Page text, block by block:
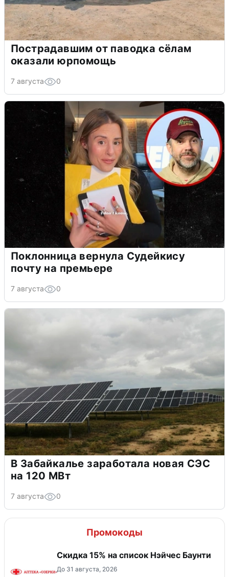
Пострадавшим от паводка сёлам
оказали юрпомощь
7 августа 0
Поклонница вернула Судейкису
почту на премьере
7 августа 0
В Забайкалье заработала новая СЭС
на 120 МВт
7 августа 0
Промокоды
Скидка 15% на список Нэйчес Баунти
До 31 августа, 2026